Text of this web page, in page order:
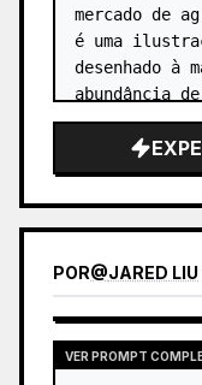
contida e de
extraídas da
azul
cor de pedra
saturação, e,
uma
permanece
etiqueta de
Adequado
minimalistas,
fotografia
sensação de
propagação
Douyin. A
foto original,
mercado de
é uma
desenhado à
abundância
flores em
POR@JARED LIU
VER PROMPT